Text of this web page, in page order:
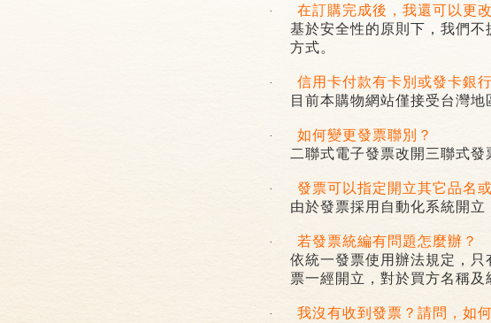
·
在訂購完成後，我還可以更
基於安全性的原則下，我們
方式。
·
信用卡付款有卡別或發卡銀
目前本購物網站僅接受台灣地
·
如何變更發票聯別？
二聯式電子發票改開三聯式發
·
發票可以指定開立其它品名
由於發票採用自動化系統開
·
若發票統編有問題怎麼辦？
依統一發票使用辦法規定，
票一經開立，對於買方名稱及
·
我沒有收到發票？請問，如